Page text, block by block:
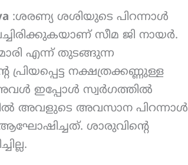
:ശരണ്യ ശശിയുടെ പിറന്നാൾ
സീമ ജി നായർ.
എന്ന് തുടങ്ങുന്ന
നക്ഷത്രക്കണ്ണുള്ള
ഇപ്പോൾ സ്വർഗത്തിൽ
അവളുടെ അവസാന പിറന്നാൾ
ശാരുവിന്റെ